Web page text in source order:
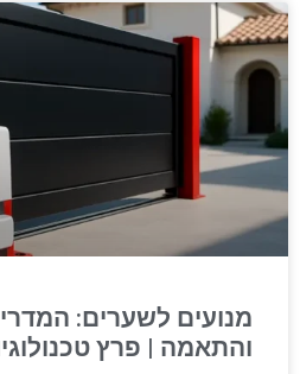
מנועים לשערים:
והתאמה | פרץ